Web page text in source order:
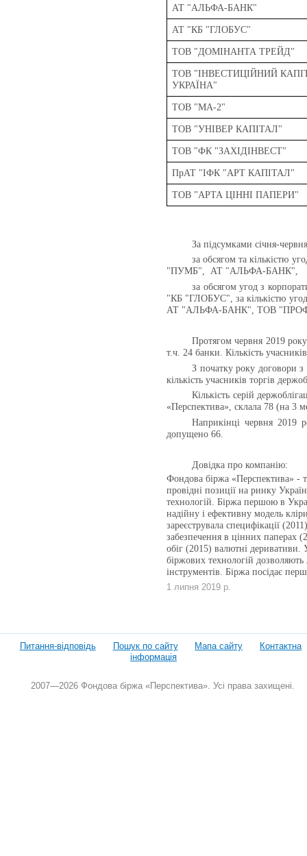
АТ "АЛЬФА-БАНК"
АТ "КБ "ГЛОБУС"
ТОВ "ДОМІНАНТА ТРЕЙД"
ТОВ "ІНВЕСТИЦІЙНИЙ
УКРАЇНА"
ТОВ "МА-2"
ТОВ "УНІВЕР КАПІТАЛ"
ТОВ "ФК "ЗАХІДІНВЕСТ"
ПрАТ "ІФК "АРТ КАПІТАЛ"
ТОВ "АРТА ЦІННІ ПАПЕРИ"
За підсумками січня-
за обсягом та
"ПУМБ", АТ "АЛЬФА-БАНК",
за обсягом угод з
"КБ "ГЛОБУС", за кількістю
АТ "АЛЬФА-БАНК", ТОВ
Протягом червня 2019
т.ч. 24 банки. Кількість
З початку року договори
кількість учасників торгів
Кількість серій
«Перспектива», склала 78 (на 3
Наприкінці червня 2019
допущено 66.
Довідка про компанію:
Фондова біржа «Перспектива» -
провідні позиції на ринку
технологій. Біржа першою в
надійну і ефективну модель
зареєструвала специфікації
забезпечення в цінних паперах
обіг (2015) валютні деривативи.
біржових технологій
інструментів. Біржа посідає
1 липня 2019 р.
Питання-відповідь Пошук по сайту Мапа сайту
Контактна
інформація
2007—2026 Фондова біржа «Перспектива». Усі права захищені.